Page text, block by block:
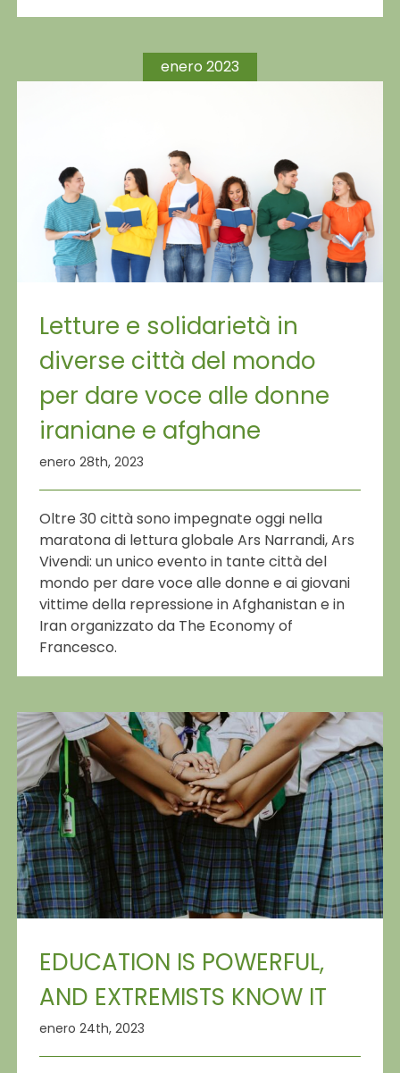
enero 2023
Letture e solidarietà in
diverse città del mondo
per dare voce alle donne
iraniane e afghane
enero 28th, 2023
Oltre 30 città sono impegnate oggi nella
maratona di lettura globale Ars Narrandi, Ars
Vivendi: un unico evento in tante città del
mondo per dare voce alle donne e ai giovani
vittime della repressione in Afghanistan e in
Iran organizzato da The Economy of
Francesco.
EDUCATION IS POWERFUL,
AND EXTREMISTS KNOW IT
enero 24th, 2023